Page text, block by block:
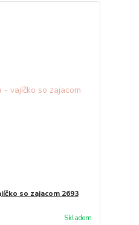
so zajacom 2693
Skladom